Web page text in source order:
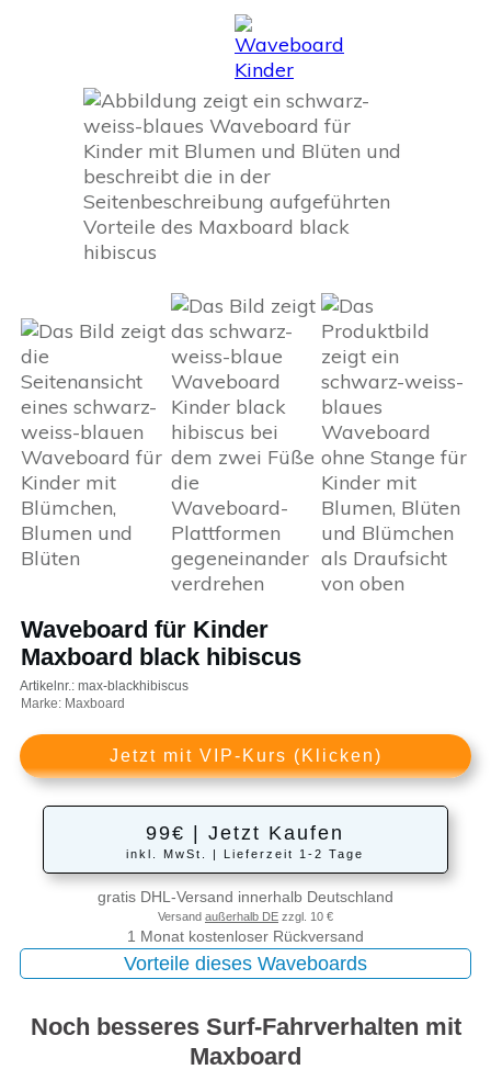
Waveboard für Kinder
Maxboard black hibiscus
Artikelnr.: max-blackhibiscus
Marke: Maxboard
Jetzt mit VIP-Kurs (Klicken)
99€ | Jetzt Kaufen
inkl. MwSt. | Lieferzeit 1-2 Tage
gratis DHL-Versand innerhalb Deutschland
Versand außerhalb DE zzgl. 10 €
1 Monat kostenloser Rückversand
Vorteile dieses Waveboards
Noch besseres Surf-Fahrverhalten mit
Maxboard